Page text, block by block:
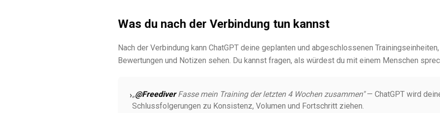
Was du nach der Verbindung tun kannst
Nach der Verbindung kann ChatGPT deine geplanten und abgeschlossenen
Bewertungen und Notizen sehen. Du kannst fragen, als würdest du mit einem Menschen
›„@FreediverFasse mein Training der letzten 4 Wochen zusammen"— ChatGPT wird
Schlussfolgerungen zu Konsistenz, Volumen und Fortschritt ziehen.